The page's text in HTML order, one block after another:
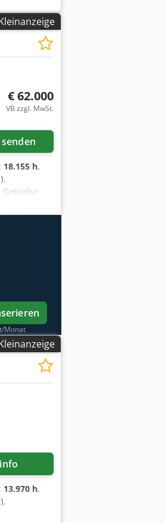
Zustand: 80
jacks for
zur
€ 62.000
VB zzgl. MwSt.
18.155 h,
,
Getriebe:
hydr.
Monat
13.970 h,
,